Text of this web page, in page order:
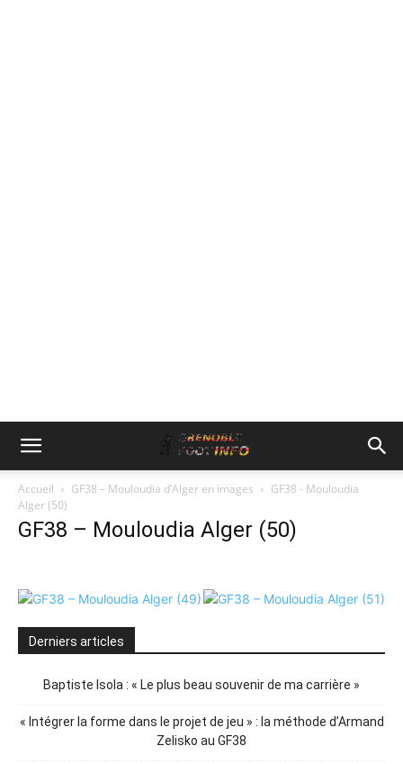
Accueil GF38 – Mouloudia d’Alger en images
GF38 - Mouloudia
Alger (50)
GF38 – Mouloudia Alger (50)
Derniers articles
Baptiste Isola : « Le plus beau souvenir de ma carrière »
« Intégrer la forme dans le projet de jeu » : la méthode d’Armand
Zelisko au GF38